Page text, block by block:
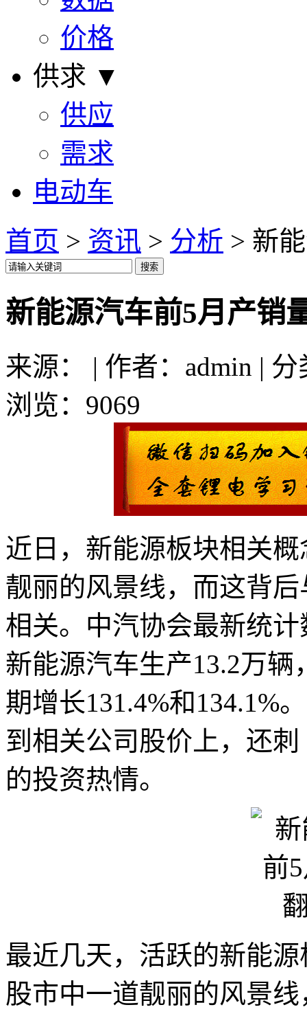
价格
供求 ▼
供应
需求
电动车
首页 > 资讯 > 分析 > 新
新能源汽车前5月产销
来源： | 作者：admin | 分
浏览：9069
近日，新能源板块相关
靓丽的风景线，而这背后
相关。中汽协会最新统
新能源汽车生产13.2万
期增长131.4%和134.1%
到相关公司股价上，还
的投资热情。
最近几天，活跃的新能
股市中一道靓丽的风景